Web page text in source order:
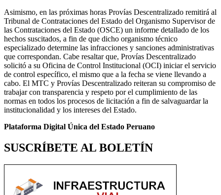
Asimismo, en las próximas horas Provías Descentralizado remitirá al
Tribunal de Contrataciones del Estado del Organismo Supervisor de
las Contrataciones del Estado (OSCE) un informe detallado de los
hechos suscitados, a fin de que dicho organismo técnico
especializado determine las infracciones y sanciones administrativas
que correspondan. Cabe resaltar que, Provías Descentralizado
solicitó a su Oficina de Control Institucional (OCI) iniciar el servicio
de control específico, el mismo que a la fecha se viene llevando a
cabo. El MTC y Provías Descentralizado reiteran su compromiso de
trabajar con transparencia y respeto por el cumplimiento de las
normas en todos los procesos de licitación a fin de salvaguardar la
institucionalidad y los intereses del Estado.
Plataforma Digital Única del Estado Peruano
SUSCRÍBETE AL BOLETÍN